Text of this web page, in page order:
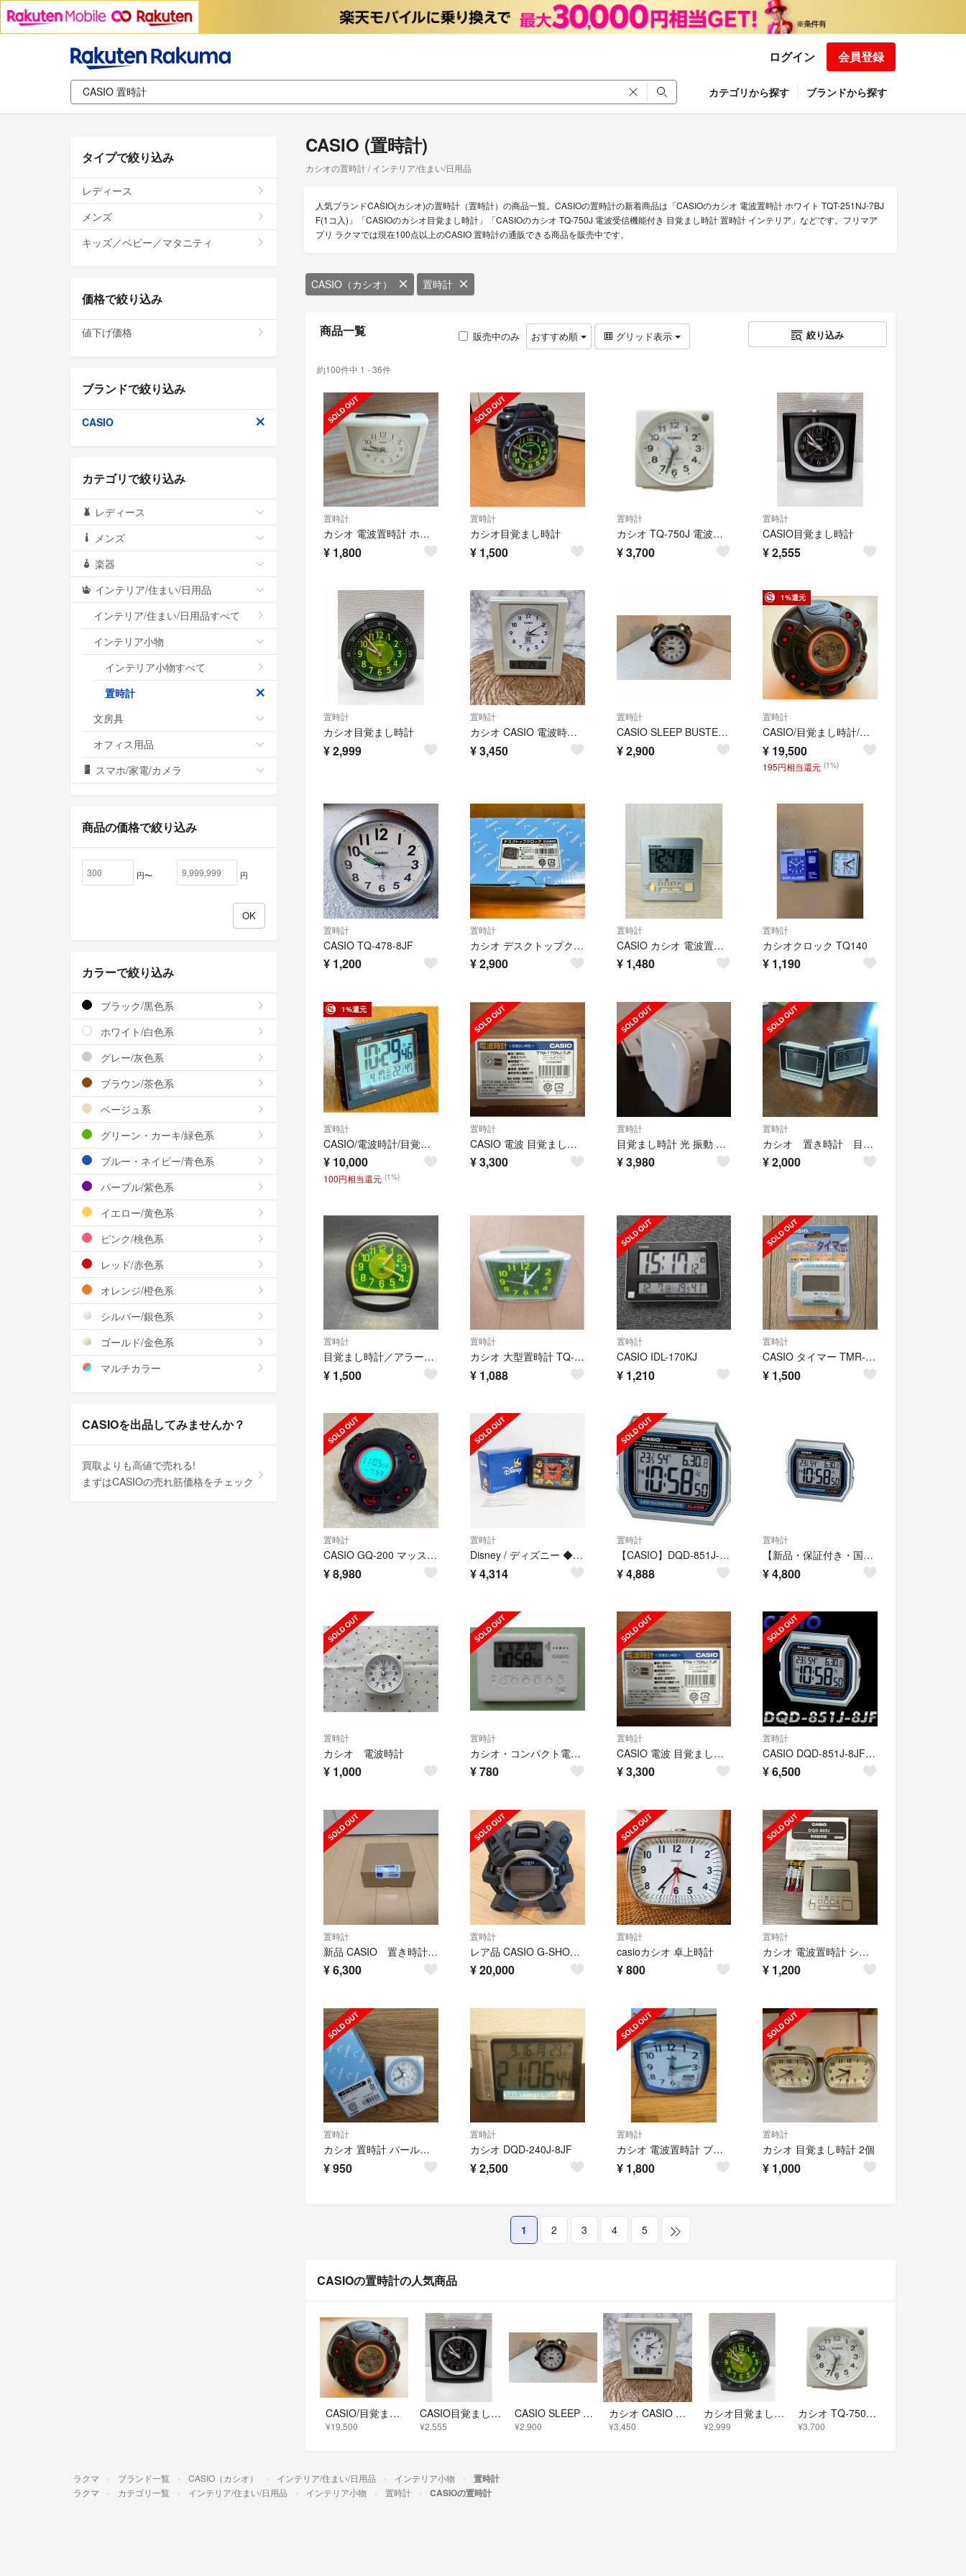
ログイン 会員登録
カテゴリから探す ブランドから探す
CASIO (置時計)
カシオの置時計 / インテリア/住まい/日用品
人気ブランドCASIO(カシオ)の置時計（置時計）の商品一覧。CASIOの置時計の新着商品は「CASIOのカシオ 電波置時計 ホワイト TQT-251NJ-7BJ
F(1コ入)」「CASIOのカシオ目覚まし時計」「CASIOのカシオ TQ-750J 電波受信機能付き 目覚まし時計 置時計 インテリア」などです。フリマア
プリ ラクマでは現在100点以上のCASIO 置時計の通販できる商品を販売中です。
CASIO（カシオ） 置時計
商品一覧 販売中のみ おすすめ順 グリッド表示 絞り込み
約100件中 1 - 36件
置時計
カシオ 電波置時計 ホワイト TQT-251NJ-7BJF(1コ入)
¥ 1,800
置時計
カシオ目覚まし時計
¥ 1,500
置時計
カシオ TQ-750J 電波受信機能付き 目覚まし時計 置時計 インテリア
¥3,700
置時計
CASIO目覚まし時計
¥2,555
置時計
カシオ目覚まし時計
¥2,999
置時計
カシオ CASIO 電波時計 置時計 TQT-351KNJ アラーム付き
¥3,450
置時計
CASIO SLEEP BUSTER 置時計 アラームクロック
¥2,900
1%還元
置時計
CASIO/目覚まし時計/GQ-200/マッスルタイム/G-SHOCK/デジタル
¥ 19,500
195円相当還元 (1%)
置時計
CASIO TQ-478-8JF
¥ 1,200
置時計
カシオ デスクトップクロック tq-379-8jf
¥2,900
置時計
CASIO カシオ 電波置時計 アラーム 日付 気温 湿度表示 DQD-800J
¥ 1,480
置時計
カシオクロック TQ140
¥ 1,190
1%還元
置時計
CASIO/電波時計/目覚まし/温度/湿度/カレンダー/レトロ/チプカシ/置時計
¥ 10,000
100円相当還元 (1%)
置時計
CASIO 電波 目覚まし時計 TTM-170NJ-7JF パールホワイト
¥3,300
置時計
目覚まし時計 光 振動 音 HIKARIDE 大音量 鳥のさえずり 気持ち良い
¥3,980
置時計
カシオ 置き時計 目覚まし時計 電波時計 ２個
¥2,000
置時計
目覚まし時計／アラーム・クロック CASIO TQ-396
¥ 1,500
置時計
カシオ 大型置時計 TQ-379
¥ 1,088
置時計
CASIO IDL-170KJ
¥ 1,210
置時計
CASIO タイマー TMR-71S-7JH
¥ 1,500
置時計
CASIO GQ-200 マッスルウォッチ G-SHOCK 目覚まし時計 希少品
¥8,980
置時計
Disney / ディズニー ◆目覚まし時計 置き時計 レア 子供用品【中古】 [0220538260]
¥4,314
置時計
【CASIO】DQD-851J-8JF【かしお】電波時計dqd851j8jf
¥4,888
置時計
【新品・保証付き・国内正規】DQD-851J-8JF【CASIO】
¥4,800
置時計
カシオ 電波時計
¥ 1,000
置時計
カシオ・コンパクト電波時計（新品・未使用）
¥780
置時計
CASIO 電波 目覚まし時計 TTM-170NJ-7JF パールホワイト
¥3,300
置時計
CASIO DQD-851J-8JF 置時計 目覚まし時計 新品
¥6,500
置時計
新品 CASIO 置き時計 DQD-851J-8JF
¥6,300
置時計
レア品 CASIO G-SHOCK GQ-300 マッスルタイム
¥20,000
置時計
casioカシオ 卓上時計
¥800
置時計
カシオ 電波置時計 シルバー DQD-805J-8JF(1コ入)
¥ 1,200
置時計
カシオ 置時計 パールホワイト TQ-146-7JF(1コ入)
¥950
置時計
カシオ DQD-240J-8JF
¥2,500
置時計
カシオ 電波置時計 ブルー TQ-740J-2JF(1コ入)
¥ 1,800
置時計
カシオ 目覚まし時計 2個
¥ 1,000
1 2 3 4 5
CASIOの置時計の人気商品
CASIO/目覚まし時計/GQ-200/マッスルタイム/G-SHOCK/デジタル
¥19,500
CASIO目覚まし時計
¥2,555
CASIO SLEEP BUSTER 置時計 アラームクロック
¥2,900
カシオ CASIO 電波時計 置時計 TQT-351KNJ アラーム付き
¥3,450
カシオ目覚まし時計
¥2,999
カシオ TQ-750J 電波受信機能付き 目覚まし時計 置時計 インテリア
¥3,700
タイプで絞り込み
レディース
メンズ
キッズ／ベビー／マタニティ
価格で絞り込み
値下げ価格
ブランドで絞り込み
CASIO
カテゴリで絞り込み
レディース
メンズ
楽器
インテリア/住まい/日用品
インテリア/住まい/日用品すべて
インテリア小物
インテリア小物すべて
置時計
文房具
オフィス用品
スマホ/家電/カメラ
商品の価格で絞り込み
円〜 円
カラーで絞り込み
ブラック/黒色系
ホワイト/白色系
グレー/灰色系
ブラウン/茶色系
ベージュ系
グリーン・カーキ/緑色系
ブルー・ネイビー/青色系
パープル/紫色系
イエロー/黄色系
ピンク/桃色系
レッド/赤色系
オレンジ/橙色系
シルバー/銀色系
ゴールド/金色系
マルチカラー
CASIOを出品してみませんか？
買取よりも高値で売れる!
まずはCASIOの売れ筋価格をチェック
ラクマ ブランド一覧 CASIO（カシオ） インテリア/住まい/日用品 インテリア小物 置時計
ラクマ カテゴリ一覧 インテリア/住まい/日用品 インテリア小物 置時計 CASIOの置時計